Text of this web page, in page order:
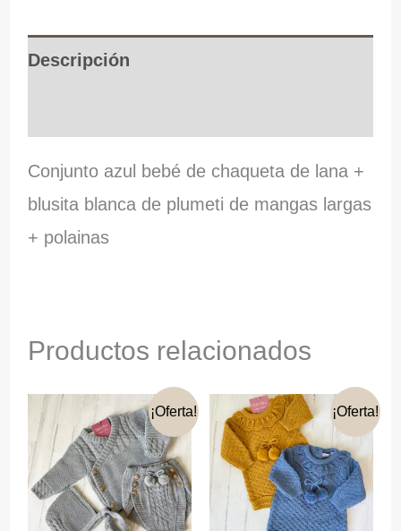
Descripción
Conjunto azul bebé de chaqueta de lana +
blusita blanca de plumeti de mangas largas
+ polainas
Productos relacionados
¡Oferta! ¡Oferta!